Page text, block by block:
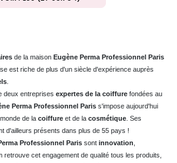
de la maison Eugène Perma Professionnel Paris
est riche de plus d'un siècle d'expérience auprès
deux entreprises expertes de la coiffure fondées au
Perma Professionnel Paris s'impose aujourd'hui
de la coiffure et de la cosmétique . Ses
d'ailleurs présents dans plus de 55 pays !
Professionnel Paris sont innovation
retrouve cet engagement de qualité tous les produits,